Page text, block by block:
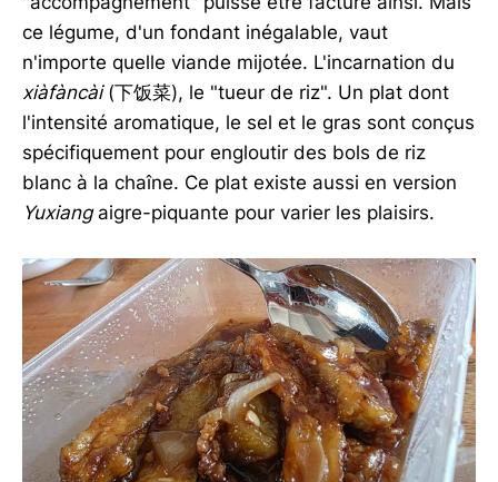
ce légume, d'un fondant inégalable, vaut
n'importe quelle viande mijotée. L'incarnation du
xiàfàncài(下饭菜), le "tueur de riz". Un plat dont
l'intensité aromatique, le sel et le gras sont conçus
spécifiquement pour engloutir des bols de riz
blanc à la chaîne. Ce plat existe aussi en version
Yuxiang aigre-piquante pour varier les plaisirs.